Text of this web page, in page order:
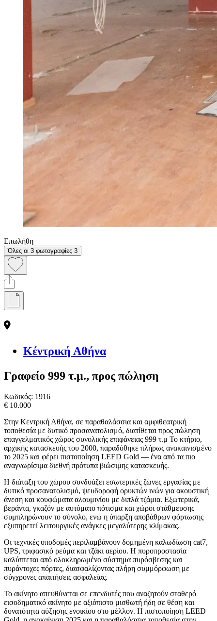
Επωλήθη
Όλες οι 3 φωτογραφίες 3
Κέντρική Αθήνα
Γραφείο 999 τ.μ., προς πώληση
Κωδικός: 1916
€ 10.000
Στην Κεντρική Αθήνα, σε παραθαλάσσια και αμφιθεατρική
τοποθεσία με δυτικό προσανατολισμό, διατίθεται προς πώληση
επαγγελματικός χώρος συνολικής επιφάνειας 999 τ.μ Το κτήριο,
αρχικής κατασκευής του 2000, παραδόθηκε πλήρως ανακαινισμένο
το 2025 και φέρει πιστοποίηση LEED Gold — ένα από τα πιο
αναγνωρίσιμα διεθνή πρότυπα βιώσιμης κατασκευής.
Η διάταξη του χώρου συνδυάζει εσωτερικές ζώνες εργασίας με
δυτικό προσανατολισμό, ψευδοροφή ορυκτών ινών για ακουστική
άνεση και κουφώματα αλουμινίου με διπλά τζάμια. Εξωτερικά,
βεράντα, γκαζόν με αυτόματο πότισμα και χώροι στάθμευσης
συμπληρώνουν το σύνολο, ενώ η ύπαρξη αποβάθρων φόρτωσης
εξυπηρετεί λειτουργικές ανάγκες μεγαλύτερης κλίμακας.
Οι τεχνικές υποδομές περιλαμβάνουν δομημένη καλωδίωση cat7,
UPS, τριφασικό ρεύμα και τζάκι αερίου. Η πυροπροστασία
καλύπτεται από ολοκληρωμένο σύστημα πυρόσβεσης και
πυράντοχες πόρτες, διασφαλίζοντας πλήρη συμμόρφωση με
σύγχρονες απαιτήσεις ασφαλείας.
Το ακίνητο απευθύνεται σε επενδυτές που αναζητούν σταθερό
εισοδηματικό ακίνητο με αξιόπιστο μισθωτή ήδη σε θέση και
δυνατότητα αύξησης ενοικίου στο μέλλον. Η πιστοποίηση LEED